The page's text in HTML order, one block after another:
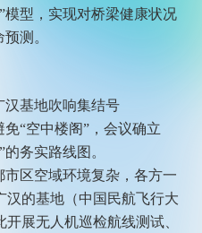
模型，实现对桥梁健康状况
测。
汉基地吹响集结号
“空中楼阁”，会议确立
务实路线图。
区空域环境复杂，各方一
汉的基地（中国民航飞行大
展无人机巡检航线测试、